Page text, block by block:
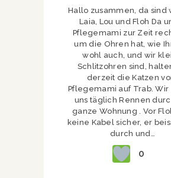
Hallo zusammen, da sind
Laia, Lou und Floh Da
Pflegemami zur Zeit
um die Ohren hat, wie
wohl auch, und wir
Schlitzohren sind,
derzeit die Katzen
Pflegemami auf Trab. Wir
uns täglich Rennen
ganze Wohnung . Vor
keine Kabel sicher, er
durch und…
0